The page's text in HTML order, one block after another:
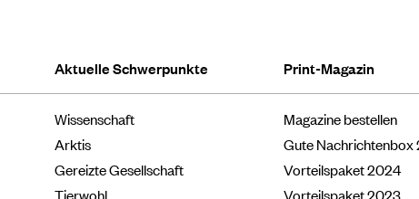
Aktuelle Schwerpunkte
Wissenschaft
Arktis
Gereizte Gesellschaft
Tierwohl
Print-Magazin
Magazine bestellen
Gute Nachrichtenbox
Vorteilspaket 2024
Vorteilspaket 2023